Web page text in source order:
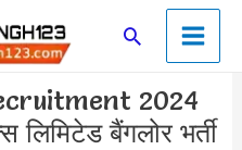
SearchMain
Menu
2024
लिमिटेड बैंगलोर भर्ती